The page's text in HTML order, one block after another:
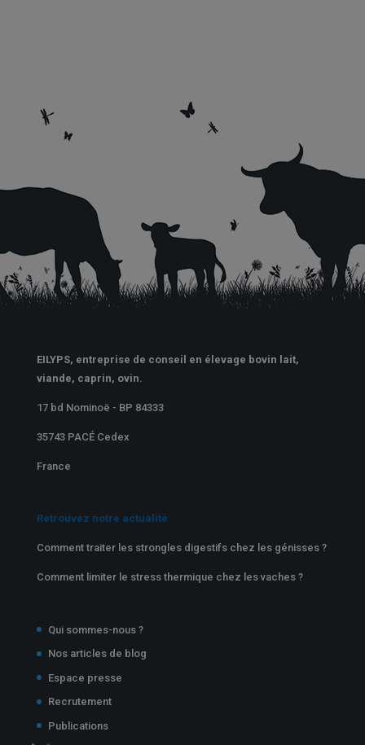
EILYPS, entreprise de conseil en élevage bovin lait,
viande, caprin, ovin.
17 bd Nominoë - BP 84333
35743 PACÉ Cedex
France
Retrouvez notre actualité
Comment traiter les strongles digestifs chez les génisses ?
Comment limiter le stress thermique chez les vaches ?
Qui sommes-nous ?
Nos articles de blog
Espace presse
Recrutement
Publications